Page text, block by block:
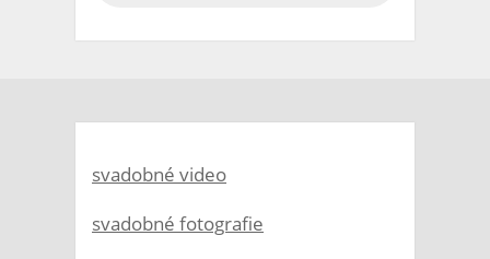
svadobné video
svadobné fotografie